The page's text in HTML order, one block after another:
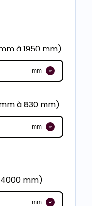
à 1950 mm)
mm
à 830 mm)
mm
mm)
mm